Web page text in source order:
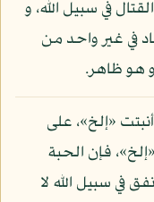
في سبيل الله، و
في غير واحد من
هو ظاهر.
«إلخ»، على
فإن الحبة
في سبيل الله لا